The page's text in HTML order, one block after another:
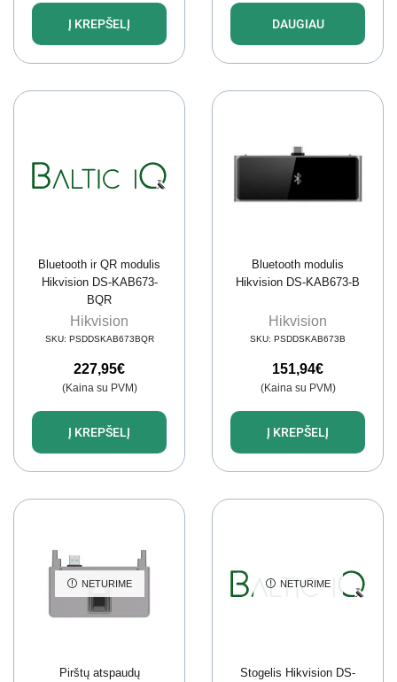
Į KREPŠELĮ DAUGIAU
Bluetooth ir QR modulis
Hikvision DS-KAB673-
BQR
Hikvision
SKU: PSDDSKAB673BQR
227,95€
(Kaina su PVM)
Į KREPŠELĮ
Bluetooth modulis
Hikvision DS-KAB673-B
Hikvision
SKU: PSDDSKAB673B
151,94€
(Kaina su PVM)
Į KREPŠELĮ
NETURIME
Pirštų atspaudų
NETURIME
Stogelis Hikvision DS-